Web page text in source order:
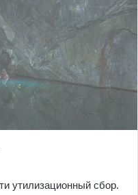
утилизационный сбор.